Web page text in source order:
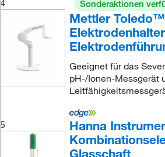
4 Sonderaktionen
Mettler
Geeignet für das
pH-/Ionen-Messgerät
5
Hanna
Glasschaft